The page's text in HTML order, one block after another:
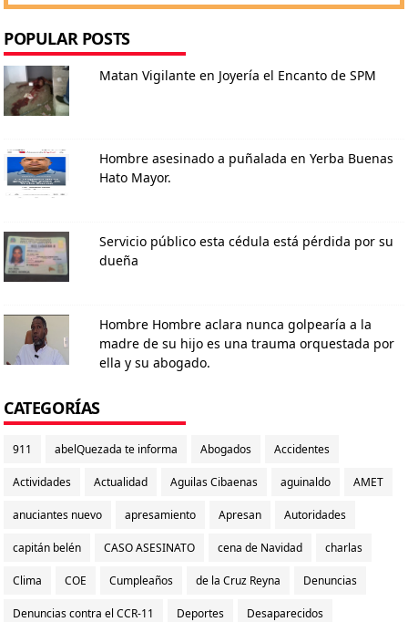
POPULAR POSTS
Matan Vigilante en Joyería el Encanto de SPM
Hombre asesinado a puñalada en Yerba Buenas
Hato Mayor.
Servicio público esta cédula está pérdida por su
dueña
Hombre Hombre aclara nunca golpearía a la
madre de su hijo es una trauma orquestada por
ella y su abogado.
CATEGORÍAS
911 abelQuezada te informa Abogados Accidentes
Actividades Actualidad Aguilas Cibaenas aguinaldo AMET
anuciantes nuevo apresamiento Apresan Autoridades
capitán belén CASO ASESINATO cena de Navidad charlas
Clima COE Cumpleaños de la Cruz Reyna Denuncias
Denuncias contra el CCR-11 Deportes Desaparecidos